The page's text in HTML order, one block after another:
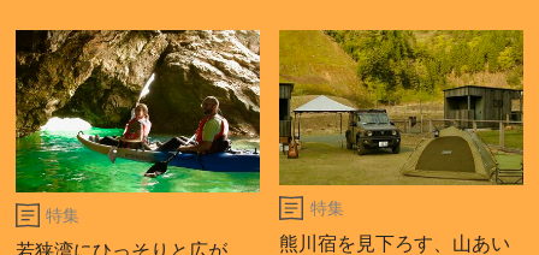
特集
若狭湾にひっそりと広が
特集
熊川宿を見下ろす、山あい